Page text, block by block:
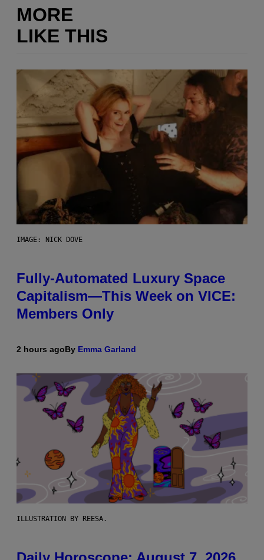
MORE
LIKE THIS
IMAGE: NICK DOVE
Fully-Automated Luxury Space
Capitalism—This Week on VICE:
Members Only
2 hours agoBy Emma Garland
ILLUSTRATION BY REESA.